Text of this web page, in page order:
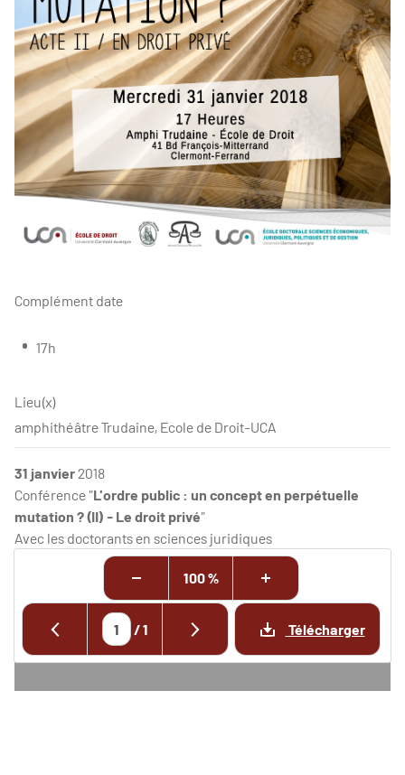
Complément date
17h
Lieu(x)
amphithéâtre Trudaine, Ecole de Droit-UCA
31 janvier2018
Conférence "L'ordre public : un concept en perpétuelle
mutation ? (II) - Le droit privé"
Avec les doctorants en sciences juridiques
100 %
/1 Télécharger